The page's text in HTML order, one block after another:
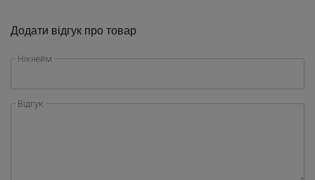
Додати відгук про товар
Нікнейм
Відгук